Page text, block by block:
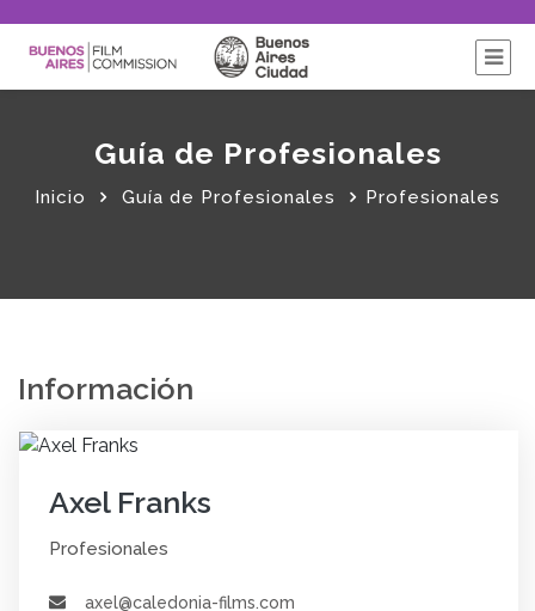
Guía de Profesionales
Inicio Guía de Profesionales Profesionales
Información
Axel Franks
Profesionales
axel@caledonia-films.com